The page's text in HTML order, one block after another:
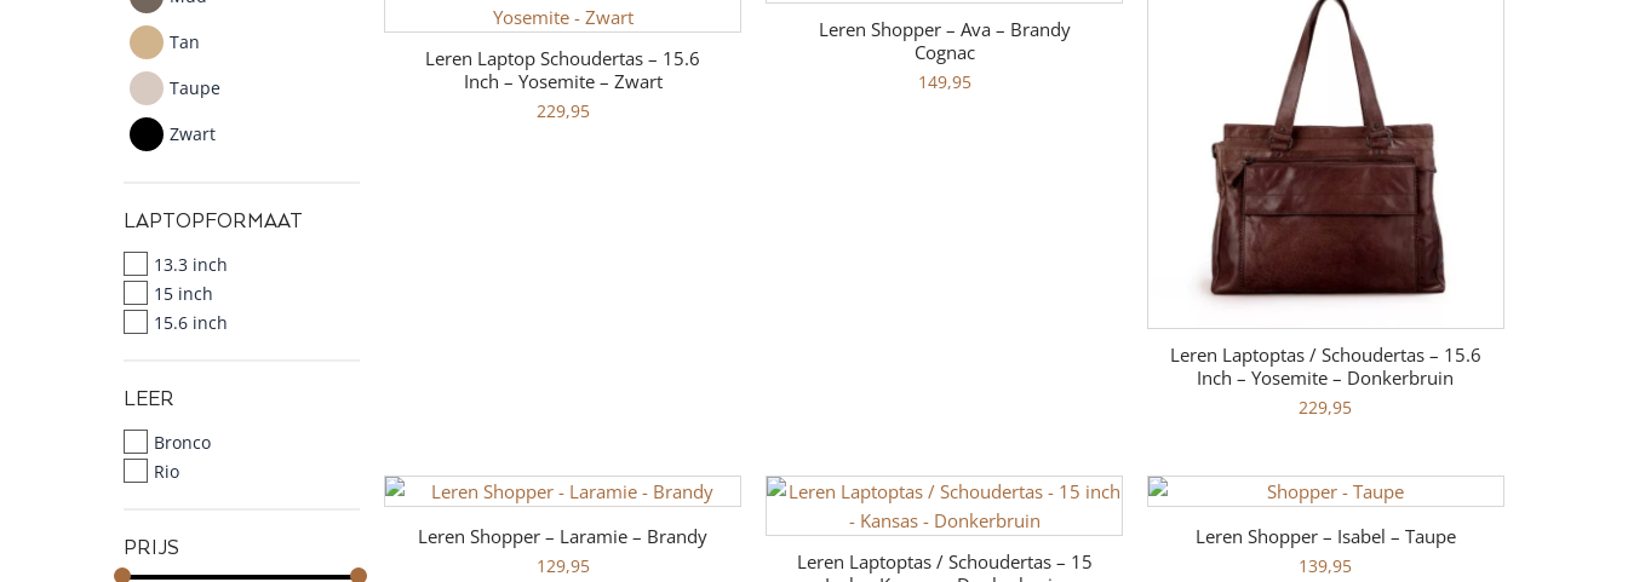
Tan
Taupe
Zwart
LAPTOPFORMAAT
13.3 inch
15 inch
15.6 inch
LEER
Bronco
Rio
PRIJS
Leren Laptop Schoudertas – 15.6
Inch – Yosemite – Zwart
229,95
Leren Shopper – Ava – Brandy
Cognac
149,95
Leren Laptoptas / Schoudertas – 15.6
Inch – Yosemite – Donkerbruin
229,95
Leren Shopper – Laramie – Brandy
129,95
Leren Laptoptas / Schoudertas – 15
Leren Shopper – Isabel – Taupe
139,95